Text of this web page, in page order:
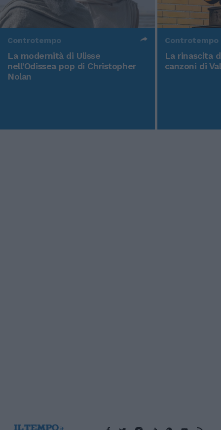
Controtempo
La modernità di Ulisse
nell'Odissea pop di Christopher
Nolan
Controtempo
La rinascita
canzoni di